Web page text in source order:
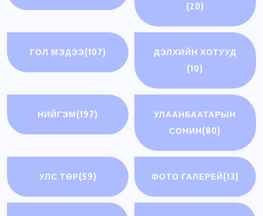
(20)
ГОЛ МЭДЭЭ(107)
ДЭЛХИЙН ХОТУУД
(10)
НИЙГЭМ(197)
УЛААНБААТАРЫН
СОНИН(80)
УЛС ТӨР(59) ФОТО ГАЛЕРЕЙ(13)